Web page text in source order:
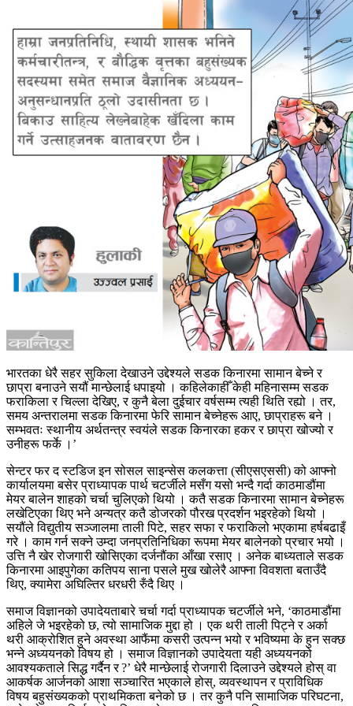
भारतका धेरै सहर सुकिला देखाउने उद्देश्यले सडक किनारमा सामान बेच्ने र
छाप्रा बनाउने सयौं मान्छेलाई धपाइयो । कहिलेकाहीँ केही महिनासम्म सडक
फराकिला र चिल्ला देखिए, र कुनै बेला दुईचार वर्षसम्म त्यही थिति रह्यो । तर,
समय अन्तरालमा सडक किनारमा फेरि सामान बेच्नेहरू आए, छाप्राहरू बने ।
सम्भवतः स्थानीय अर्थतन्त्र स्वयंले सडक किनारका हकर र छाप्रा खोज्यो र
उनीहरू फर्के ।’
सेन्टर फर द स्टडिज इन सोसल साइन्सेस कलकत्ता (सीएसएससी) को आफ्नो
कार्यालयमा बसेर प्राध्यापक पार्थ चटर्जीले मसँग यसो भन्दै गर्दा काठमाडौंमा
मेयर बालेन शाहको चर्चा चुलिएको थियो । कतै सडक किनारमा सामान बेच्नेहरू
लखेटिएका थिए भने अन्यत्र कतै डोजरको पौरख प्रदर्शन भइरहेको थियो ।
सयौंले विद्युतीय सञ्जालमा ताली पिटे, सहर सफा र फराकिलो भएकामा हर्षबढाइँ
गरे । काम गर्न सक्ने उम्दा जनप्रतिनिधिका रूपमा मेयर बालेनको प्रचार भयो ।
उत्ति नै खेर रोजगारी खोसिएका दर्जनौंका आँखा रसाए । अनेक बाध्यताले सडक
किनारमा आइपुगेका कतिपय साना पसले मुख खोलेरै आफ्ना विवशता बताउँदै
थिए, क्यामेरा अघिल्तिर धरधरी रुँदै थिए ।
समाज विज्ञानको उपादेयताबारे चर्चा गर्दा प्राध्यापक चटर्जीले भने, ‘काठमाडौंमा
अहिले जे भइरहेको छ, त्यो सामाजिक मुद्दा हो । एक थरी ताली पिट्ने र अर्का
थरी आक्रोशित हुने अवस्था आफैंमा कसरी उत्पन्न भयो र भविष्यमा के हुन सक्छ
भन्ने अध्ययनको विषय हो । समाज विज्ञानको उपादेयता यही अध्ययनको
आवश्यकताले सिद्ध गर्दैन र ?’ धेरै मान्छेलाई रोजगारी दिलाउने उद्देश्यले होस् वा
आकर्षक आर्जनको आशा सञ्चारित भएकाले होस्, व्यवस्थापन र प्राविधिक
विषय बहुसंख्यकको प्राथमिकता बनेको छ । तर कुनै पनि सामाजिक परिघटना,